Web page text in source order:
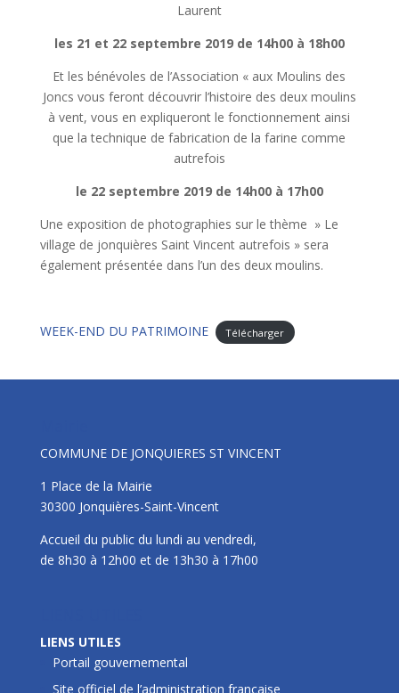
Laurent
les 21 et 22 septembre 2019 de 14h00 à 18h00
Et les bénévoles de l’Association « aux Moulins des
Joncs vous feront découvrir l’histoire des deux moulins
à vent, vous en expliqueront le fonctionnement ainsi
que la technique de fabrication de la farine comme
autrefois
le 22 septembre 2019 de 14h00 à 17h00
Une exposition de photographies sur le thème » Le
village de jonquières Saint Vincent autrefois » sera
également présentée dans l’un des deux moulins.
WEEK-END DU PATRIMOINE Télécharger
COMMUNE DE JONQUIERES ST VINCENT
1 Place de la Mairie
30300 Jonquières-Saint-Vincent
Accueil du public du lundi au vendredi,
de 8h30 à 12h00 et de 13h30 à 17h00
LIENS UTILES
Portail gouvernemental
Site officiel de l’administration française